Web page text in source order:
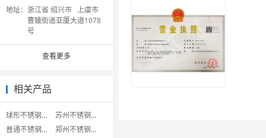
地址： 浙江省 绍兴市 上虞市
曹娥街道亚厦大道1078
号
查看更多
相关产品
球形不锈钢水箱
苏州不锈钢水箱
普通不锈钢水箱
郑州不锈钢水箱